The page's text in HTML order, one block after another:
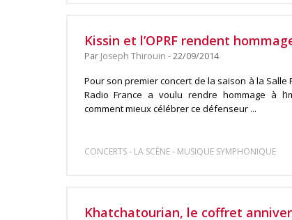
Kissin et l’OPRF rendent
Par Joseph Thirouin - 22/09/2014
Pour son premier concert de la saison à la Salle
Radio France a voulu rendre hommage à
comment mieux célébrer ce défenseur ...
CONCERTS- LA SCÈNE- MUSIQUE SYMPHONIQUE
Khatchatourian, le coffret